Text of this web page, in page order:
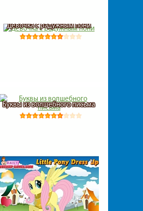
Девочка с радужным пони
Буквы из волшебного письма